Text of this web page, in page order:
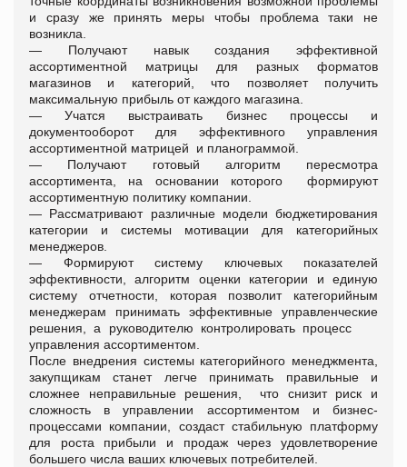
и сразу же принять меры чтобы проблема таки не
возникла.
— Получают навык создания эффективной
ассортиментной матрицы для разных форматов
магазинов и категорий, что позволяет получить
максимальную прибыль от каждого магазина.
— Учатся выстраивать бизнес процессы и
документооборот для эффективного управления
ассортиментной матрицей и планограммой.
— Получают готовый алгоритм пересмотра
ассортимента, на основании которого формируют
ассортиментную политику компании.
— Рассматривают различные модели бюджетирования
категории и системы мотивации для категорийных
менеджеров.
— Формируют систему ключевых показателей
эффективности, алгоритм оценки категории и единую
систему отчетности, которая позволит категорийным
менеджерам принимать эффективные управленческие
решения, а руководителю контролировать процесс
управления ассортиментом.
После внедрения системы категорийного менеджмента,
закупщикам станет легче принимать правильные и
сложнее неправильные решения, что снизит риск и
сложность в управлении ассортиментом и бизнес-
процессами компании, создаст стабильную платформу
для роста прибыли и продаж через удовлетворение
большего числа ваших ключевых потребителей.